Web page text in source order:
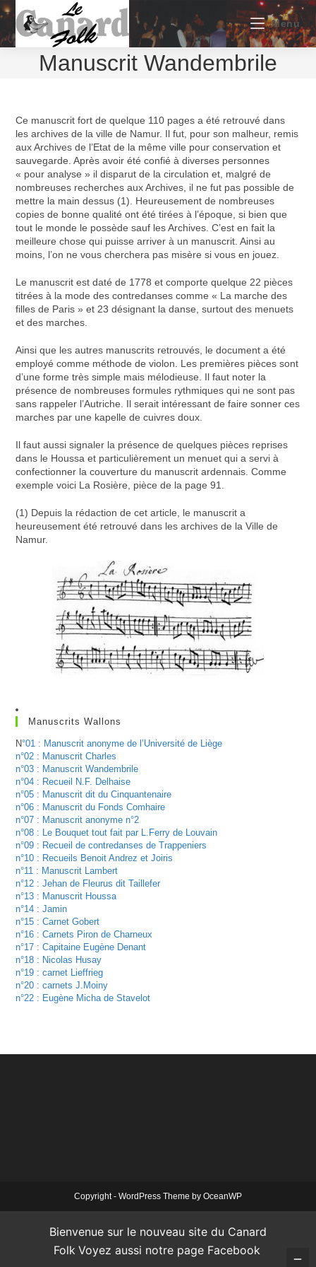
Skip
to
content
Menu
Manuscrit Wandembrile
Ce manuscrit fort de quelque 110 pages a été retrouvé dans
les archives de la ville de Namur. Il fut, pour son malheur, remis
aux Archives de l’Etat de la même ville pour conservation et
sauvegarde. Après avoir été confié à diverses personnes
« pour analyse » il disparut de la circulation et, malgré de
nombreuses recherches aux Archives, il ne fut pas possible de
mettre la main dessus (1). Heureusement de nombreuses
copies de bonne qualité ont été tirées à l’époque, si bien que
tout le monde le possède sauf les Archives. C’est en fait la
meilleure chose qui puisse arriver à un manuscrit. Ainsi au
moins, l’on ne vous cherchera pas misère si vous en jouez.
Le manuscrit est daté de 1778 et comporte quelque 22 pièces
titrées à la mode des contredanses comme « La marche des
filles de Paris » et 23 désignant la danse, surtout des menuets
et des marches.
Ainsi que les autres manuscrits retrouvés, le document a été
employé comme méthode de violon. Les premières pièces sont
d’une forme très simple mais mélodieuse. Il faut noter la
présence de nombreuses formules rythmiques qui ne sont pas
sans rappeler l’Autriche. Il serait intéressant de faire sonner ces
marches par une kapelle de cuivres doux.
Il faut aussi signaler la présence de quelques pièces reprises
dans le Houssa et particulièrement un menuet qui a servi à
confectionner la couverture du manuscrit ardennais. Comme
exemple voici La Rosière, pièce de la page 91.
(1) Depuis la rédaction de cet article, le manuscrit a
heureusement été retrouvé dans les archives de la Ville de
Namur.
Manuscrits Wallons
N°01 : Manuscrit anonyme de l’Université de Liège
n°02 : Manuscrit Charles
n°03 : Manuscrit Wandembrile
n°04 : Recueil N.F. Delhaise
n°05 : Manuscrit dit du Cinquantenaire
n°06 : Manuscrit du Fonds Comhaire
n°07 : Manuscrit anonyme n°2
n°08 : Le Bouquet tout fait par L.Ferry de Louvain
n°09 : Recueil de contredanses de Trappeniers
n°10 : Recueils Benoit Andrez et Joiris
n°11 : Manuscrit Lambert
n°12 : Jehan de Fleurus dit Taillefer
n°13 : Manuscrit Houssa
n°14 : Jamin
n°15 : Carnet Gobert
n°16 : Carnets Piron de Charneux
n°17 : Capitaine Eugène Denant
n°18 : Nicolas Husay
n°19 : carnet Lieffrieg
n°20 : carnets J.Moiny
n°22 : Eugène Micha de Stavelot
Copyright - WordPress Theme by OceanWP
Bienvenue sur le nouveau site du Canard
Folk Voyez aussi notre page Facebook